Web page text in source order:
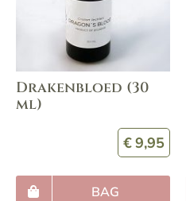
Drakenbloed (30
ml)
€9,95
BAG